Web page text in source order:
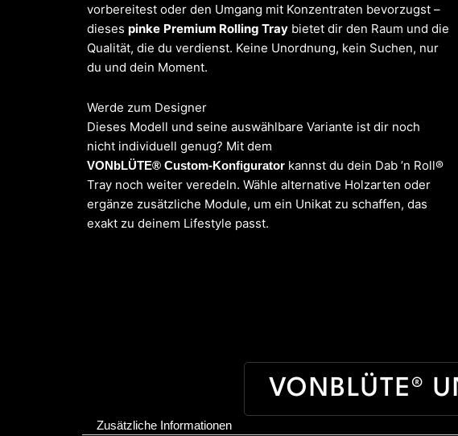
vorbereitest oder den Umgang mit Konzentraten bevorzugst –
dieses pinke Premium Rolling Traybietet dir den Raum und die
Qualität, die du verdienst. Keine Unordnung, kein Suchen, nur
du und dein Moment.
Werde zum Designer
Dieses Modell und seine auswählbare Variante ist dir noch
nicht individuell genug? Mit dem
VONbLÜTE® Custom-Konfiguratorkannst du dein Dab ’n Roll®
Tray noch weiter veredeln. Wähle alternative Holzarten oder
ergänze zusätzliche Module, um ein Unikat zu schaffen, das
exakt zu deinem Lifestyle passt.
VONBLÜTE®
Zusätzliche Informationen